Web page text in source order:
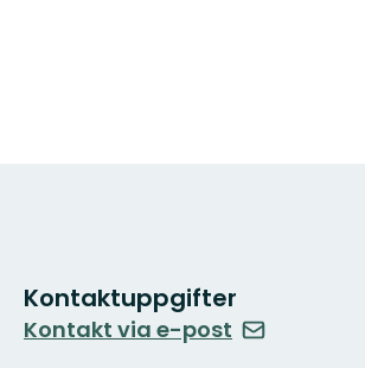
Kontaktuppgifter
Kontakt via e-post